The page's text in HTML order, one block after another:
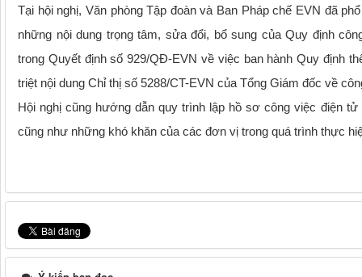
Tại hội nghị, Văn phòng Tập đoàn và Ban Pháp chế EVN đã
những nội dung trọng tâm, sửa đổi, bổ sung của Quy định
trong Quyết định số 929/QĐ-EVN về việc ban hành Quy định
triệt nội dung Chỉ thị số 5288/CT-EVN của Tổng Giám đốc về
Hội nghị cũng hướng dẫn quy trình lập hồ sơ công việc điện
cũng như những khó khăn của các đơn vị trong quá trình thực